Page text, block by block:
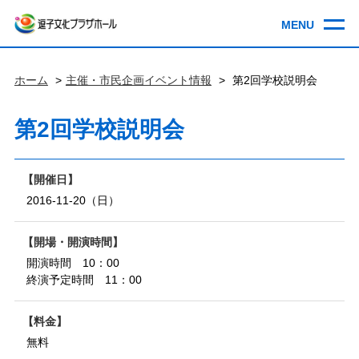
ホーム 主催・市民企画イベント情報 第2回学校説明会
第2回学校説明会
開催日
2016-11-20（日）
開場・開演時間
開演時間 10：00
終演予定時間 11：00
料金
無料